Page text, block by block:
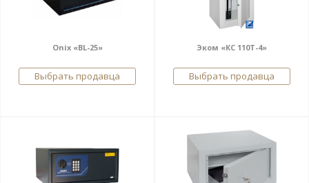
Onix «BL-25»
Выбрать продавца
Эком «КС 110Т-4»
Выбрать продавца